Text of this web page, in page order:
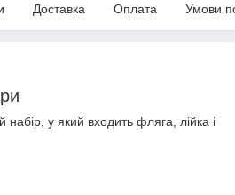
Доставка Оплата Умови
у який входить фляга, лійка і